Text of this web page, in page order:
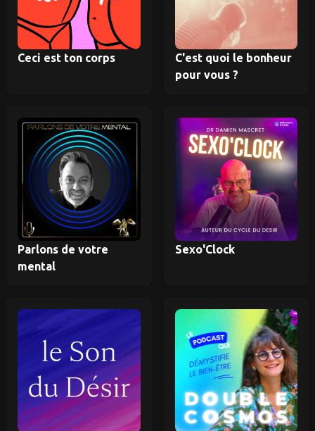
Ceci est ton corps
C'est quoi le bonheur
pour vous ?
Parlons de votre
mental
Sexo'Clock